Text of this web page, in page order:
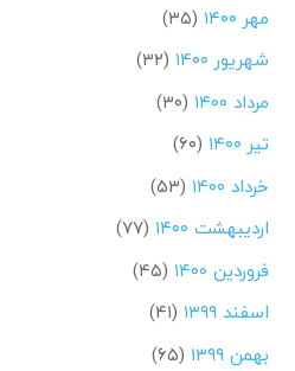
مهر ۱۴۰۰
(۳۵)
شهریور ۱۴۰۰
(۳۲)
مرداد ۱۴۰۰
(۳۰)
تیر ۱۴۰۰
(۶۰)
خرداد ۱۴۰۰
(۵۳)
اردیبهشت ۱۴۰۰
(۷۷)
فروردین ۱۴۰۰
(۴۵)
اسفند ۱۳۹۹
(۴۱)
بهمن ۱۳۹۹
(۶۵)